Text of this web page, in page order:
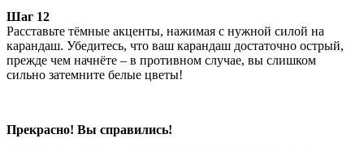
Шаг 12
Расставьте тёмные акценты, нажимая с нужной силой на
карандаш. Убедитесь, что ваш карандаш достаточно острый,
прежде чем начнёте – в противном случае, вы слишком
сильно затемните белые цветы!
Прекрасно! Вы справились!